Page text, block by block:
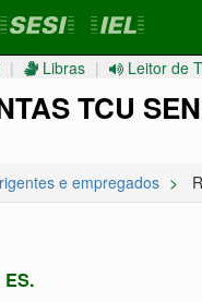
| Libras | Leitor de
TCU
e empregados